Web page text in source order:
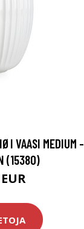
VAASI MEDIUM -
(15380)